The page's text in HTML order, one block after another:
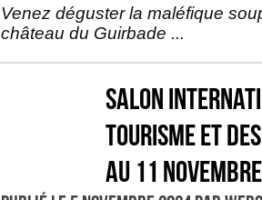
Venez déguster la maléfique
château du Guirbade ...
Salon
Tourisme et
au 11